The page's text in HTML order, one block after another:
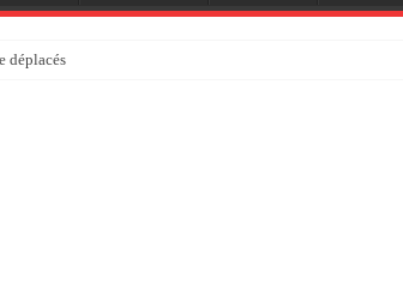
déplacés reste anticonstitutionnelle »